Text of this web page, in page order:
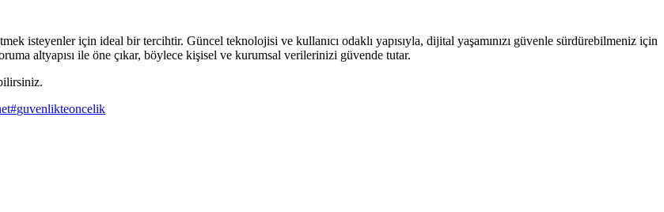
isteyenler için ideal bir tercihtir. Güncel teknolojisi ve kullanıcı odaklı yapısıyla, dijital yaşamınızı güvenle sürdürebilmeniz için
altyapısı ile öne çıkar, böylece kişisel ve kurumsal verilerinizi güvende tutar.
#guvenlikteoncelik